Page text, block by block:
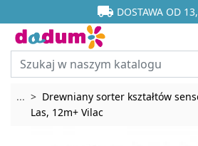

 DOSTAWA OD


... Rozwiń breadcrumbs
Drewniany sorter kształtów
Las, 12m+ Vilac